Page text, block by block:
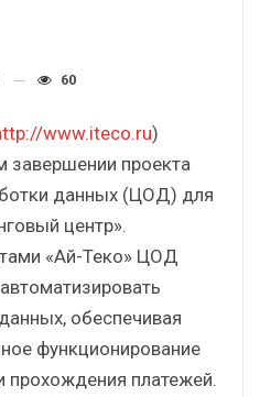
60
www.iteco.ru)
завершении проекта
данных (ЦОД) для
центр».
«Ай-Теко» ЦОД
обеспечивая
функционирование
прохождения платежей.